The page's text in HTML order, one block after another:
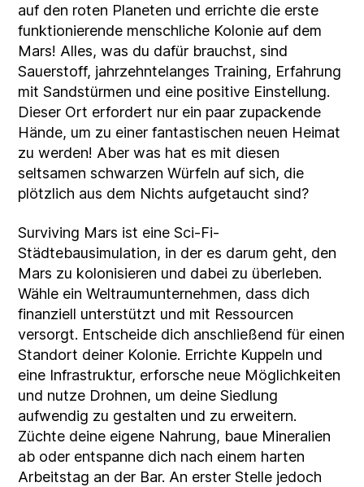
auf den roten Planeten und errichte die erste
funktionierende menschliche Kolonie auf dem
Mars! Alles, was du dafür brauchst, sind
Sauerstoff, jahrzehntelanges Training, Erfahrung
mit Sandstürmen und eine positive Einstellung.
Dieser Ort erfordert nur ein paar zupackende
Hände, um zu einer fantastischen neuen Heimat
zu werden! Aber was hat es mit diesen
seltsamen schwarzen Würfeln auf sich, die
plötzlich aus dem Nichts aufgetaucht sind?
Surviving Mars ist eine Sci-Fi-
Städtebausimulation, in der es darum geht, den
Mars zu kolonisieren und dabei zu überleben.
Wähle ein Weltraumunternehmen, dass dich
finanziell unterstützt und mit Ressourcen
versorgt. Entscheide dich anschließend für einen
Standort deiner Kolonie. Errichte Kuppeln und
eine Infrastruktur, erforsche neue Möglichkeiten
und nutze Drohnen, um deine Siedlung
aufwendig zu gestalten und zu erweitern.
Züchte deine eigene Nahrung, baue Mineralien
ab oder entspanne dich nach einem harten
Arbeitstag an der Bar. An erster Stelle jedoch